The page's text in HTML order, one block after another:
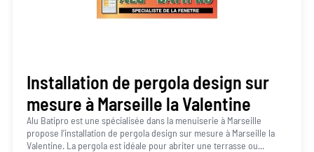
Installation de pergola design sur
mesure à Marseille la Valentine
Alu Batipro est une spécialisée dans la menuiserie à Marseille
propose l’installation de pergola design sur mesure à Marseille la
Valentine. La pergola est idéale pour abriter une terrasse ou...